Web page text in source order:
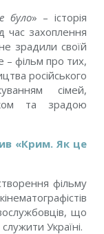
було» – історія
час захоплення
зрадили своїй
– фільм про тих,
російського
сімей,
та зрадою
«Крим. Як це
фільму
що
Україні.